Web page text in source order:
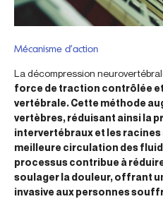
Mécanisme d’action
La décompression
force de traction contrôlée
vertébrale. Cette méthode
vertèbres, réduisant ainsi la
intervertébraux et les racines
meilleure circulation des
processus contribue à
soulager la douleur, offrant
invasive aux personnes